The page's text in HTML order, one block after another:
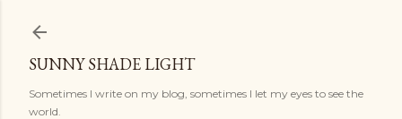
SUNNY SHADE LIGHT
Sometimes I write on my blog, sometimes I let my eyes to see the
world.